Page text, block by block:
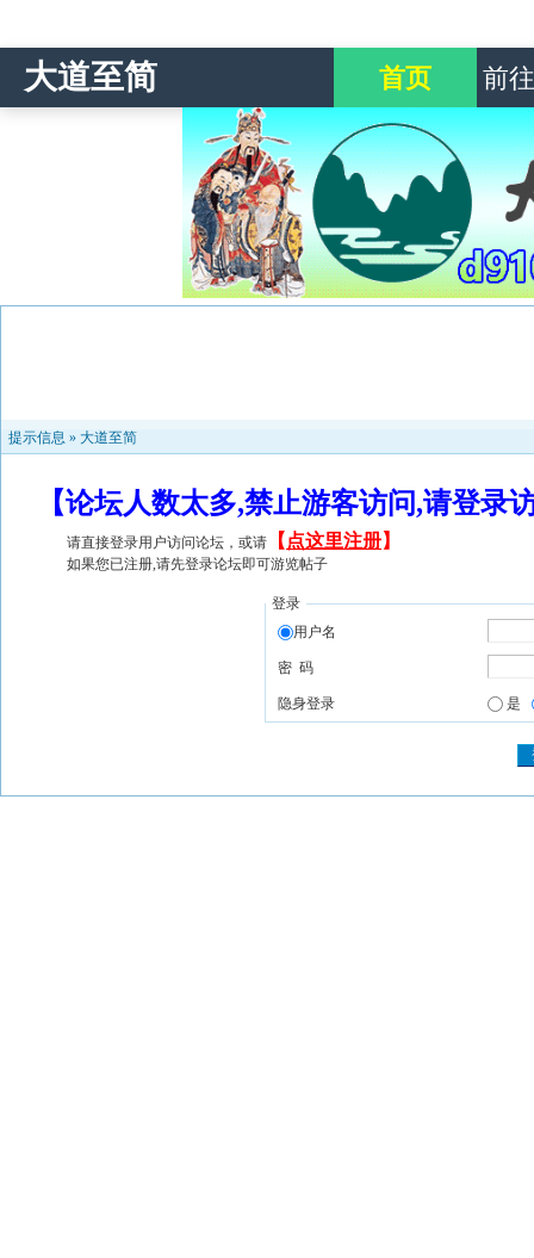
大道至简 首页 前
提示信息 » 大道至简
【论坛人数太多,禁止游客访问,请登
请直接登录用户访问论坛，或请 【 点这里注册】
如果您已注册,请先登录论坛即可游览帖子
登录
用户名
密 码
隐身登录 是